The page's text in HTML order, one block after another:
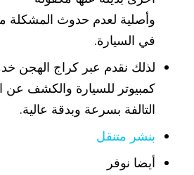
وأصلية لعدم حدوث المشكلة
في السيارة.
لذلك نقدم عبر كراج الهجن
كمبيوتر للسيارة والكشف عن
التالفة بسرعة وبدقة عالية.
بنشر متنقل
أيضا نوفر